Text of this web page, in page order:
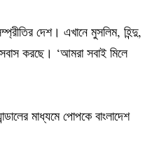
দেশ। এখানে মুসলিম, হিন্দু,
করছে। ‘আমরা সবাই মিলে
মাধ্যমে পোপকে বাংলাদেশ